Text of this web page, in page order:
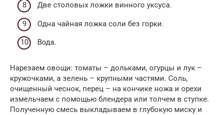
Две столовых ложки винного уксуса.
Одна чайная ложка соли без горки.
Вода.
Нарезаем овощи: томаты – дольками, огурцы и лук –
кружочками, а зелень – крупными частями. Соль,
очищенный чеснок, перец – на кончике ножа и орехи
измельчаем с помощью блендера или толчем в ступке.
Полученную смесь выкладываем в глубокую миску и